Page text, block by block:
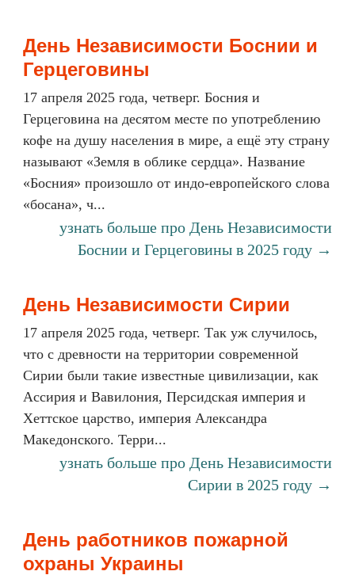
День Независимости Боснии и
Герцеговины
17 апреля 2025 года, четверг. Босния и
Герцеговина на десятом месте по употреблению
кофе на душу населения в мире, а ещё эту страну
называют «Земля в облике сердца». Название
«Босния» произошло от индо-европейского слова
«босана», ч...
узнать больше про День Независимости
Боснии и Герцеговины в 2025 году →
День Независимости Сирии
17 апреля 2025 года, четверг. Так уж случилось,
что с древности на территории современной
Сирии были такие известные цивилизации, как
Ассирия и Вавилония, Персидская империя и
Хеттское царство, империя Александра
Македонского. Терри...
узнать больше про День Независимости
Сирии в 2025 году →
День работников пожарной
охраны Украины